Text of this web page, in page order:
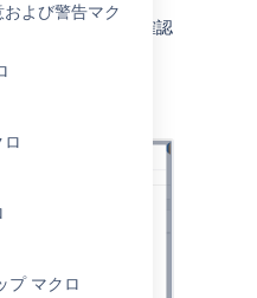
よび警告マク
プ マクロ
とマクロの動作を確認
定。